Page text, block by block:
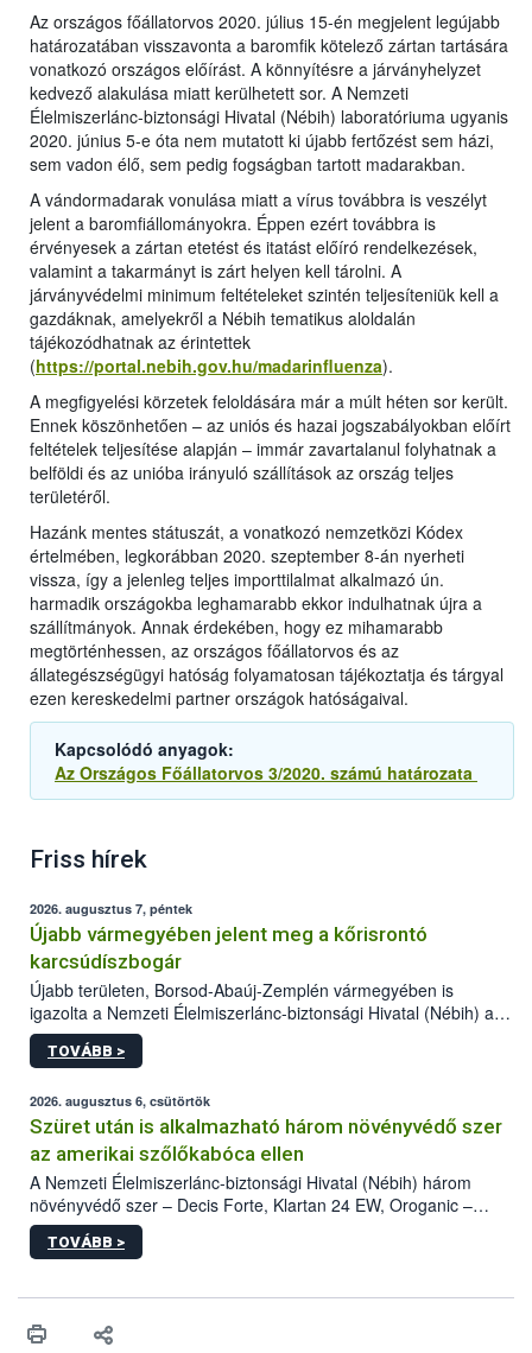
Az országos főállatorvos 2020. július 15-én megjelent legújabb
határozatában visszavonta a baromfik kötelező zártan tartására
vonatkozó országos előírást. A könnyítésre a járványhelyzet
kedvező alakulása miatt kerülhetett sor. A Nemzeti
Élelmiszerlánc-biztonsági Hivatal (Nébih) laboratóriuma ugyanis
2020. június 5-e óta nem mutatott ki újabb fertőzést sem házi,
sem vadon élő, sem pedig fogságban tartott madarakban.
A vándormadarak vonulása miatt a vírus továbbra is veszélyt
jelent a baromfiállományokra. Éppen ezért továbbra is
érvényesek a zártan etetést és itatást előíró rendelkezések,
valamint a takarmányt is zárt helyen kell tárolni. A
járványvédelmi minimum feltételeket szintén teljesíteniük kell a
gazdáknak, amelyekről a Nébih tematikus aloldalán
tájékozódhatnak az érintettek
(https://portal.nebih.gov.hu/madarinfluenza).
A megfigyelési körzetek feloldására már a múlt héten sor került.
Ennek köszönhetően – az uniós és hazai jogszabályokban előírt
feltételek teljesítése alapján – immár zavartalanul folyhatnak a
belföldi és az unióba irányuló szállítások az ország teljes
területéről.
Hazánk mentes státuszát, a vonatkozó nemzetközi Kódex
értelmében, legkorábban 2020. szeptember 8-án nyerheti
vissza, így a jelenleg teljes importtilalmat alkalmazó ún.
harmadik országokba leghamarabb ekkor indulhatnak újra a
szállítmányok. Annak érdekében, hogy ez mihamarabb
megtörténhessen, az országos főállatorvos és az
állategészségügyi hatóság folyamatosan tájékoztatja és tárgyal
ezen kereskedelmi partner országok hatóságaival.
Kapcsolódó anyagok:
Az Országos Főállatorvos 3/2020. számú határozata
Friss hírek
2026. augusztus 7, péntek
Újabb vármegyében jelent meg a kőrisrontó
karcsúdíszbogár
Újabb területen, Borsod-Abaúj-Zemplén vármegyében is
igazolta a Nemzeti Élelmiszerlánc-biztonsági Hivatal (Nébih) a
kőrisrontó karcsúdíszbogár (Agrilus planipennis) jelenlétét. A
kártevőt nem csak színcsapdában találták meg, de már fertőzött
az intenzív felderítést, emellett az intézkedéseket a szlovák
hatósággal is összehangolják a terjedés megállítása érdekében.
TOVÁBB >
2026. augusztus 6, csütörtök
Szüret után is alkalmazható három növényvédő szer
az amerikai szőlőkabóca ellen
A Nemzeti Élelmiszerlánc-biztonsági Hivatal (Nébih) három
növényvédő szer – Decis Forte, Klartan 24 EW, Oroganic –
engedélyokiratát módosította, így azok a szüretet követően,
egészen a vesszőérettség (BBCH 91) stádiumáig
érésű szőlőkben is legyen lehetőség a károsító elleni további
felhasználók számára is elérhető és ökológiai termesztésben is
TOVÁBB >